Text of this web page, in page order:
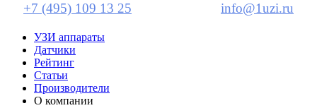
+7 (495) 109 13 25
info@1uzi.ru
УЗИ аппараты
Датчики
Рейтинг
Статьи
Производители
О компании